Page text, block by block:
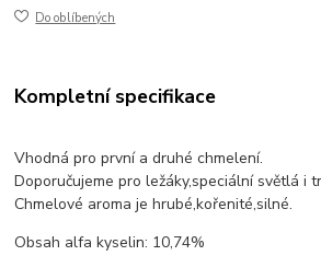
Do oblíbených
Kompletní specifikace
Vhodná pro první a druhé chmelení.
Doporučujeme pro ležáky,speciální světlá i
Chmelové aroma je hrubé,kořenité,silné.
Obsah alfa kyselin: 10,74%